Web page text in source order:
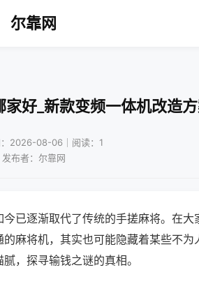
尔靠网
好_新款变频一体机改造
：2026-08-06｜阅读：1
发布者：尔靠网
已逐渐取代了传统的手搓麻将。在大
麻将机，其实也可能隐藏着某些不为
，探寻输钱之谜的真相。